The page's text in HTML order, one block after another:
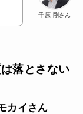
千原 剛さん
落とさない
カイさん